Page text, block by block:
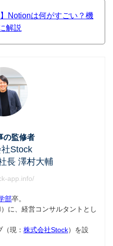
】Notionは何がすごい？機
解説
の監修者
Stock
長 澤村大輔
app.info/
部卒。
）に、経営コンサルタントとし
現： 株式会社Stock）を設